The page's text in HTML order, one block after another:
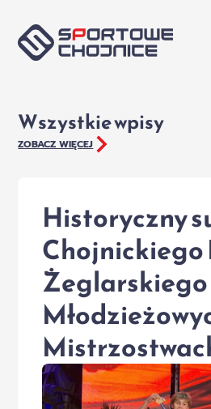
Wszystkie wpisy
ZOBACZ WIĘCEJ
Historyczny
Chojnickiego
Żeglarskiego